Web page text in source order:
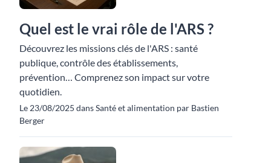
Quel est le vrai rôle de l'ARS ?
Découvrez les missions clés de l'ARS : santé
publique, contrôle des établissements,
prévention… Comprenez son impact sur votre
quotidien.
Le 23/08/2025 dans Santé et alimentation par Bastien
Berger